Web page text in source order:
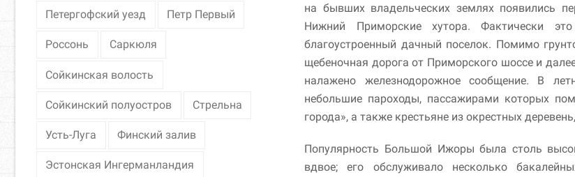
на бывших владельческих землях появились
Нижний Приморские хутора. Фактически
благоустроенный дачный поселок. Помимо
щебеночная дорога от Приморского шоссе и
налажено железнодорожное сообщение. В
небольшие пароходы, пассажирами которых
города», а также крестьяне из окрестных
Популярность Большой Ижоры была столь
вдвое; его обслуживало несколько
Петергофский уезд Петр Первый
Россонь Саркюля
Сойкинская волость
Сойкинский полуостров Стрельна
Усть-Луга Финский залив
Эстонская Ингерманландия